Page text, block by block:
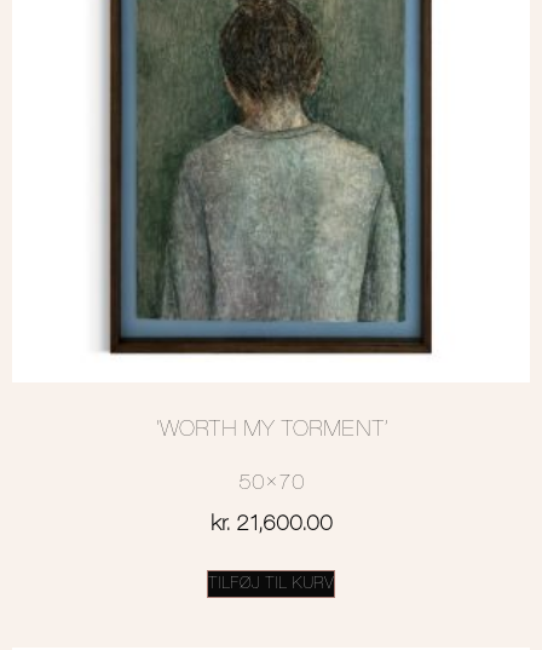
‘WORTH MY TORMENT’
50×70
kr.21,600.00
TILFØJ TIL KURV